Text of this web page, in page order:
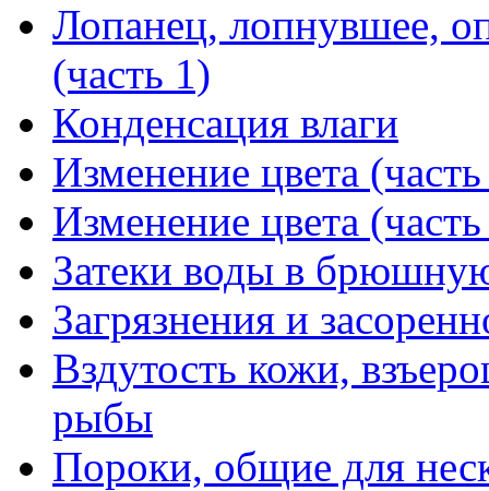
Лопанец, лопнувшее,
(часть 1)
Конденсация влаги
Изменение цвета
Изменение цвета
Затеки воды в
Загрязнения и
Вздутость кожи,
рыбы
Пороки, общие для